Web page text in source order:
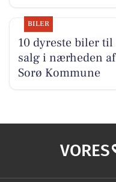
BILER
10 dyreste biler til
salg i nærheden af
Sorø Kommune
VORES